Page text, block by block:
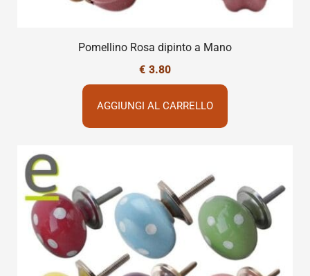
Pomellino Rosa dipinto a Mano
€ 3.80
AGGIUNGI AL CARRELLO